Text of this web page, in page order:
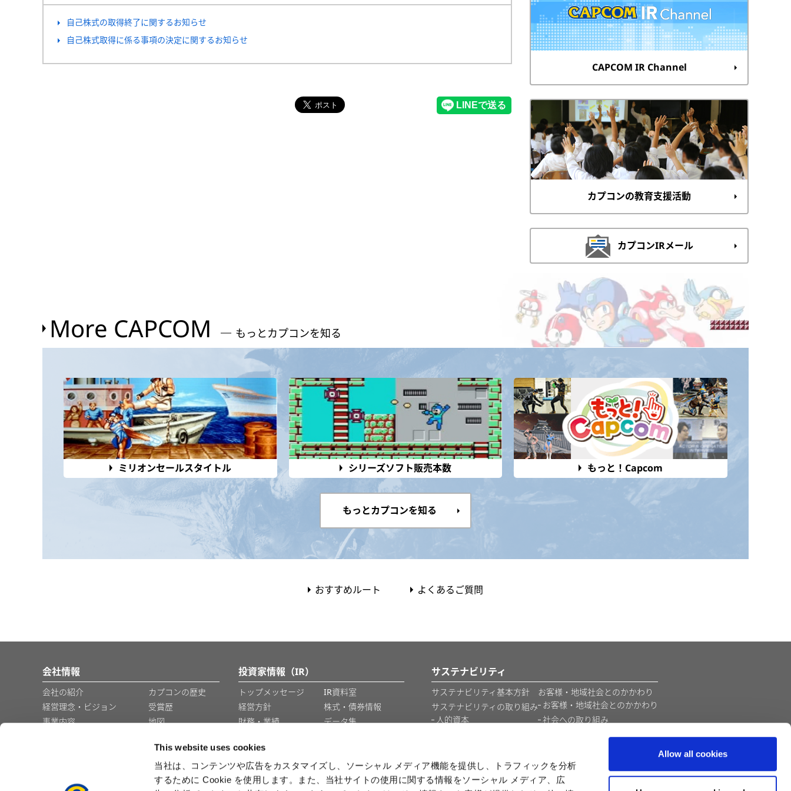
This website uses cookies
当社は、コンテンツや広告をカスタマイズし、ソーシャル メディア機能を提供し、トラフィックを分析
するために Cookie を使用します。また、当社サイトの使用に関する情報をソーシャル メディア、広
Allow all cookies
自己株式の取得終了に関するお知らせ
自己株式取得に係る事項の決定に関するお知らせ
CAPCOM IR Channel
カプコンの教育支援活動
カプコンIRメール
More CAPCOM もっとカプコンを知る
ミリオンセールスタイトル シリーズソフト販売本数 もっと！Capcom
もっとカプコンを知る
おすすめルート よくあるご質問
会社情報
会社の紹介
経営理念・ビジョン
事業内容
カプコンの歴史
受賞歴
地図
業所
企業広告
投資家情報（IR）
トップメッセージ
経営方針
財務・業績
IR資料室
株式・債券情報
データ集
サステナビリティ
サステナビリティ基本方針​
サステナビリティの取り組み
人的資本
お客様・地域社会とのかかわり
お客様・地域社会とのかかわり
社会への取り組み
カプコンの教育支援活動